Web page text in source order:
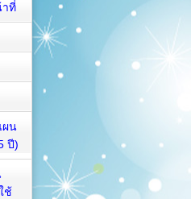
าที่
ผน
ปี)
ช้